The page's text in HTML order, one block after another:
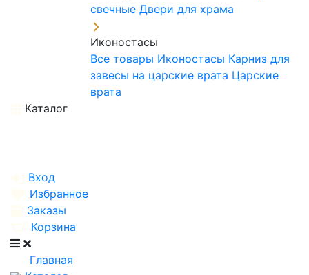
свечные Двери для храма
Иконостасы
Все товары Иконостасы Карниз для
завесы на царские врата Царские
врата
Каталог
Вход
Избранное
Заказы
Корзина
Главная